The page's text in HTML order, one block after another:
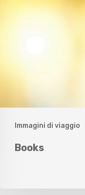
Immagini di viaggio
Books